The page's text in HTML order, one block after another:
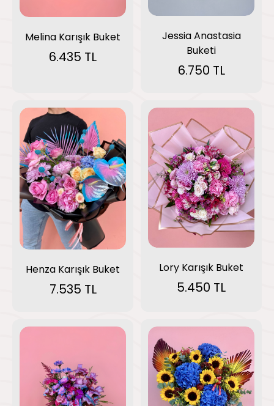
Melina Karışık Buket
6.435 TL
Jessia Anastasia
Buketi
6.750 TL
Henza Karışık Buket
7.535 TL
Lory Karışık Buket
5.450 TL